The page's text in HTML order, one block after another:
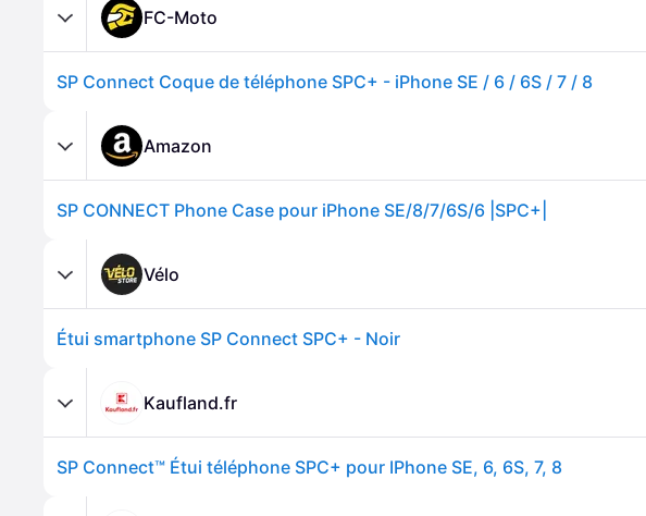
FC-Moto
SP Connect Coque de téléphone SPC+ - iPhone SE / 6 / 6S / 7 / 8
Amazon
SP CONNECT Phone Case pour iPhone SE/8/7/6S/6 |SPC+|
Vélo
Étui smartphone SP Connect SPC+ - Noir
Kaufland.fr
SP Connect™ Étui téléphone SPC+ pour IPhone SE, 6, 6S, 7, 8